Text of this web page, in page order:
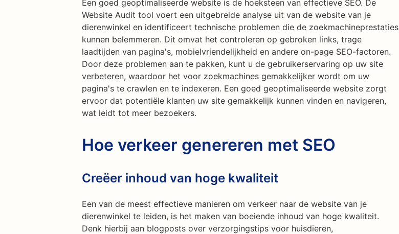
Een goed geoptimaliseerde website is de hoeksteen van effectieve SEO. De
Website Audit tool voert een uitgebreide analyse uit van de website van je
dierenwinkel en identificeert technische problemen die de zoekmachineprestaties
kunnen belemmeren. Dit omvat het controleren op gebroken links, trage
laadtijden van pagina's, mobielvriendelijkheid en andere on-page SEO-factoren.
Door deze problemen aan te pakken, kunt u de gebruikerservaring op uw site
verbeteren, waardoor het voor zoekmachines gemakkelijker wordt om uw
pagina's te crawlen en te indexeren. Een goed geoptimaliseerde website zorgt
ervoor dat potentiële klanten uw site gemakkelijk kunnen vinden en navigeren,
wat leidt tot meer bezoekers.
Hoe verkeer genereren met SEO
Creëer inhoud van hoge kwaliteit
Een van de meest effectieve manieren om verkeer naar de website van je
dierenwinkel te leiden, is het maken van boeiende inhoud van hoge kwaliteit.
Denk hierbij aan blogposts over verzorgingstips voor huisdieren,